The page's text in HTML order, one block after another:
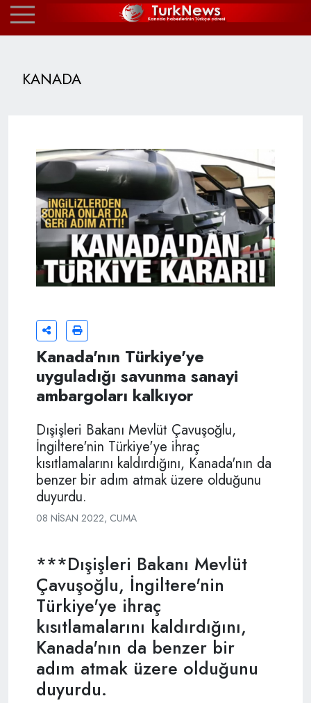
KANADA
Kanada'nın Türkiye'ye
uyguladığı savunma sanayi
ambargoları kalkıyor
Dışişleri Bakanı Mevlüt Çavuşoğlu,
İngiltere'nin Türkiye'ye ihraç
kısıtlamalarını kaldırdığını, Kanada'nın da
benzer bir adım atmak üzere olduğunu
duyurdu.
08 NISAN 2022, CUMA
***Dışişleri Bakanı Mevlüt
Çavuşoğlu, İngiltere'nin
Türkiye'ye ihraç
kısıtlamalarını kaldırdığını,
Kanada'nın da benzer bir
adım atmak üzere olduğunu
duyurdu.